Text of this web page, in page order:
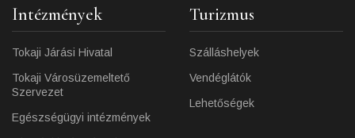
Intézmények
Tokaji Járási Hivatal
Tokaji Városüzemeltető
Szervezet
Egészségügyi intézmények
Turizmus
Szálláshelyek
Vendéglátók
Lehetőségek